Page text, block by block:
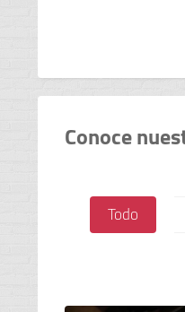
Conoce
Todo